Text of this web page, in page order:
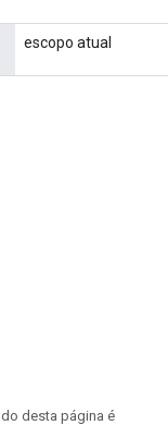
escopo atual
desta página é